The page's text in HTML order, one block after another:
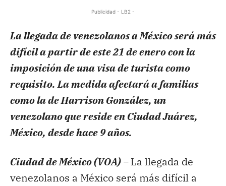
Publicidad - LB2 -
La llegada de venezolanos a México será más
difícil a partir de este 21 de enero con la
imposición de una visa de turista como
requisito. La medida afectará a familias
como la de Harrison González, un
venezolano que reside en Ciudad Juárez,
México, desde hace 9 años.
Ciudad de México (VOA) –La llegada de
venezolanos a México será más difícil a